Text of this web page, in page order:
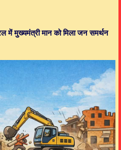
में मुख्यमंत्री मान को मिला जन समर्थन